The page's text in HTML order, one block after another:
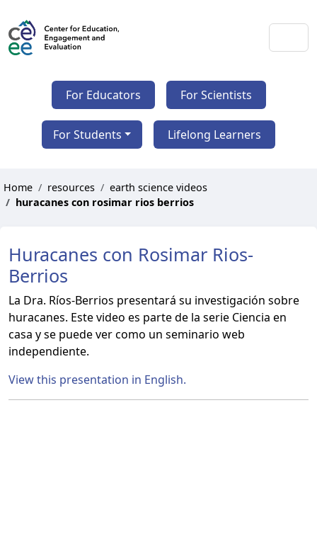
For Educators For Scientists
For Students Lifelong Learners
Home resources
earth science videos
huracanes con rosimar rios berrios
Huracanes con Rosimar Rios-
Berrios
La Dra. Ríos-Berrios presentará su investigación sobre
huracanes. Este video es parte de la serie Ciencia en
casa y se puede ver como un seminario web
independiente.
View this presentation in English.